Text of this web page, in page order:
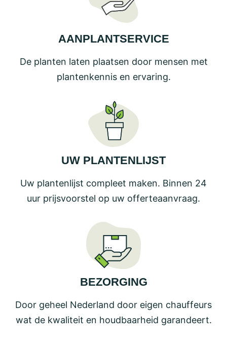
AANPLANTSERVICE
De planten laten plaatsen door mensen met
plantenkennis en ervaring.
UW PLANTENLIJST
Uw plantenlijst compleet maken. Binnen 24
uur prijsvoorstel op uw offerteaanvraag.
BEZORGING
Door geheel Nederland door eigen chauffeurs
wat de kwaliteit en houdbaarheid garandeert.